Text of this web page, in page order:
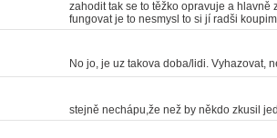
zahodit tak se to těžko opravuje a
fungovat je to nesmysl to si jí radši
No jo, je uz takova doba/lidi. Vyhazovat,
stejně nechápu,že než by někdo zkusil